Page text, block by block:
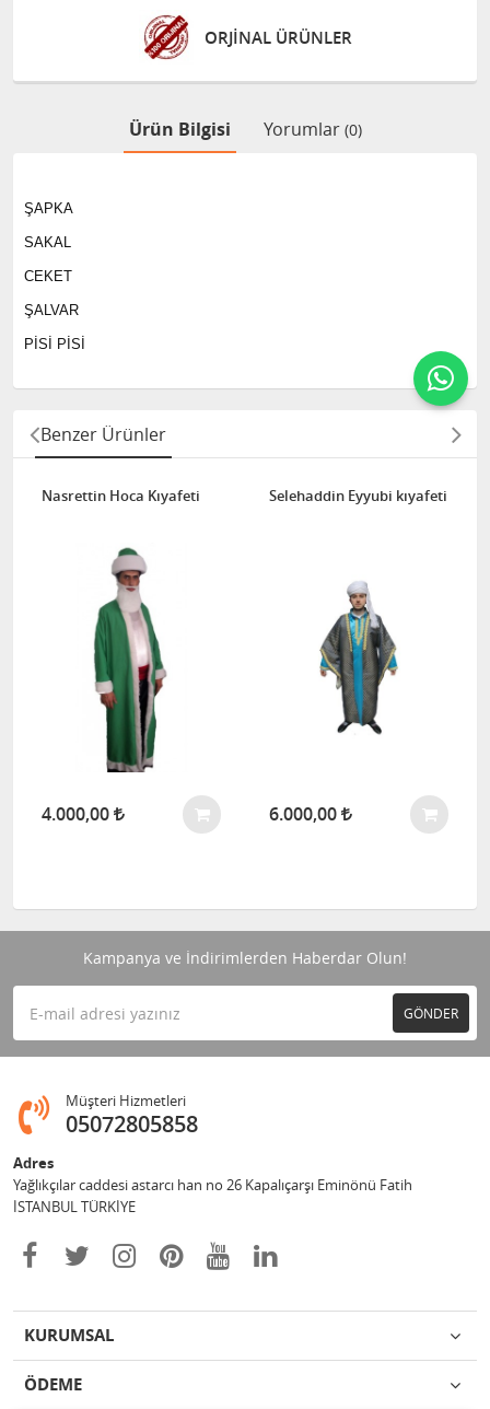
ORJİNAL ÜRÜNLER
Ürün Bilgisi Yorumlar (0)
ŞAPKA
SAKAL
CEKET
ŞALVAR
PİSİ PİSİ
Benzer Ürünler
Nasrettin Hoca Kıyafeti
4.000,00
Selehaddin Eyyubi kıyafeti
6.000,00
Kampanya ve İndirimlerden Haberdar Olun!
GÖNDER
Müşteri Hizmetleri
05072805858
Adres
Yağlıkçılar caddesi astarcı han no 26 Kapalıçarşı Eminönü Fatih
İSTANBUL TÜRKİYE
KURUMSAL
ÖDEME